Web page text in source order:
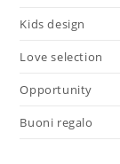
Kids design
Love selection
Opportunity
Buoni regalo